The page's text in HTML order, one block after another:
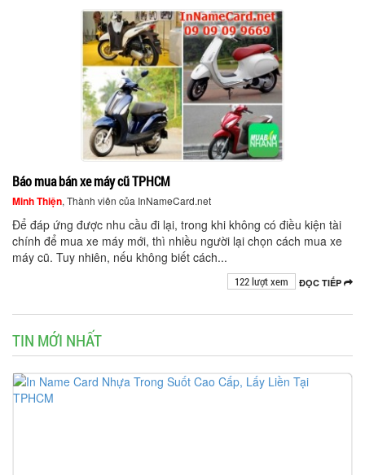
Báo mua bán xe máy cũ TPHCM
Minh Thiện, Thành viên của InNameCard.net
Để đáp ứng được nhu cầu đi lại, trong khi không có điều kiện tài
chính để mua xe máy mới, thì nhiều người lại chọn cách mua xe
máy cũ. Tuy nhiên, nếu không biết cách...
ĐỌC TIẾP
122 lượt xem
TIN MỚI NHẤT